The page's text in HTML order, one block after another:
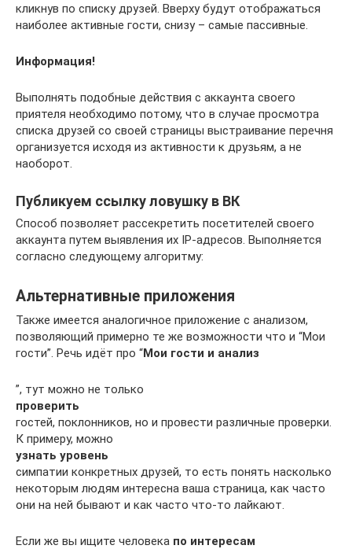
кликнув по списку друзей. Вверху будут отображаться
наиболее активные гости, снизу – самые пассивные.
Информация!
Выполнять подобные действия с аккаунта своего
приятеля необходимо потому, что в случае просмотра
списка друзей со своей страницы выстраивание перечня
организуется исходя из активности к друзьям, а не
наоборот.
Публикуем ссылку ловушку в ВК
Способ позволяет рассекретить посетителей своего
аккаунта путем выявления их IP-адресов. Выполняется
согласно следующему алгоритму:
Альтернативные приложения
Также имеется аналогичное приложение с анализом,
позволяющий примерно те же возможности что и “Мои
гости”. Речь идёт про “Мои гости и анализ
”, тут можно не только
проверить
гостей, поклонников, но и провести различные проверки.
К примеру, можно
узнать уровень
симпатии конкретных друзей, то есть понять насколько
некоторым людям интересна ваша страница, как часто
они на ней бывают и как часто что-то лайкают.
Если же вы ищите человека по интересам